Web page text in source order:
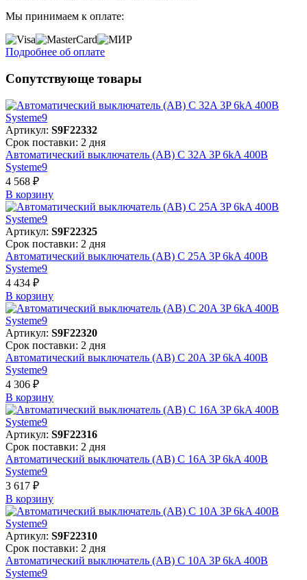
Мы принимаем к оплате:
Подробнее об оплате
Сопутствующе товары
Артикул: S9F22332
Срок поставки: 2 дня
Автоматический выключатель (АВ) C 32A 3P 6kA 400В
Systeme9
4 568 ₽
В корзинy
Артикул: S9F22325
Срок поставки: 2 дня
Автоматический выключатель (АВ) C 25A 3P 6kA 400В
Systeme9
4 434 ₽
В корзинy
Артикул: S9F22320
Срок поставки: 2 дня
Автоматический выключатель (АВ) C 20A 3P 6kA 400В
Systeme9
4 306 ₽
В корзинy
Артикул: S9F22316
Срок поставки: 2 дня
Автоматический выключатель (АВ) C 16A 3P 6kA 400В
Systeme9
3 617 ₽
В корзинy
Артикул: S9F22310
Срок поставки: 2 дня
Автоматический выключатель (АВ) C 10A 3P 6kA 400В
Systeme9